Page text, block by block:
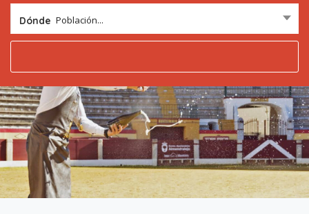
Dónde Población...